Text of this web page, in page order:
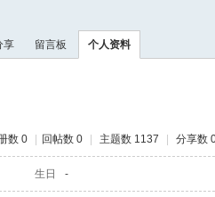
享 留言板 个人资料
数 0 回帖数 0 主题数 1137 分享数
生日 -